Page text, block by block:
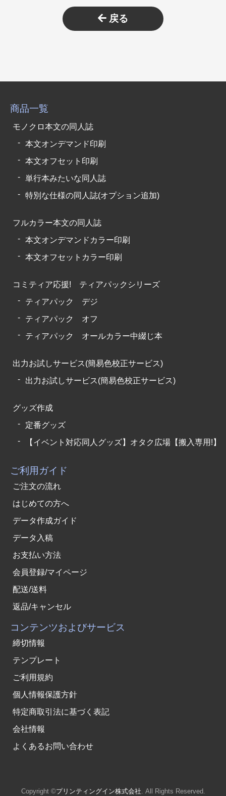
戻る
商品一覧
モノクロ本文の同人誌
本文オンデマンド印刷
本文オフセット印刷
単行本みたいな同人誌
特別な仕様の同人誌(オプション追加)
フルカラー本文の同人誌
本文オンデマンドカラー印刷
本文オフセットカラー印刷
コミティア応援! ティアパックシリーズ
ティアパック デジ
ティアパック オフ
ティアパック オールカラー中綴じ本
出力お試しサービス(簡易色校正サービス)
出力お試しサービス(簡易色校正サービス)
グッズ作成
定番グッズ
【イベント対応同人グッズ】オタク広場【搬入専用!】
ご利用ガイド
ご注文の流れ
はじめての方へ
データ作成ガイド
データ入稿
お支払い方法
会員登録/マイページ
配送/送料
返品/キャンセル
コンテンツおよびサービス
締切情報
テンプレート
ご利用規約
個人情報保護方針
特定商取引法に基づく表記
会社情報
よくあるお問い合わせ
Copyright ©プリンティングイン株式会社. All Rights Reserved.